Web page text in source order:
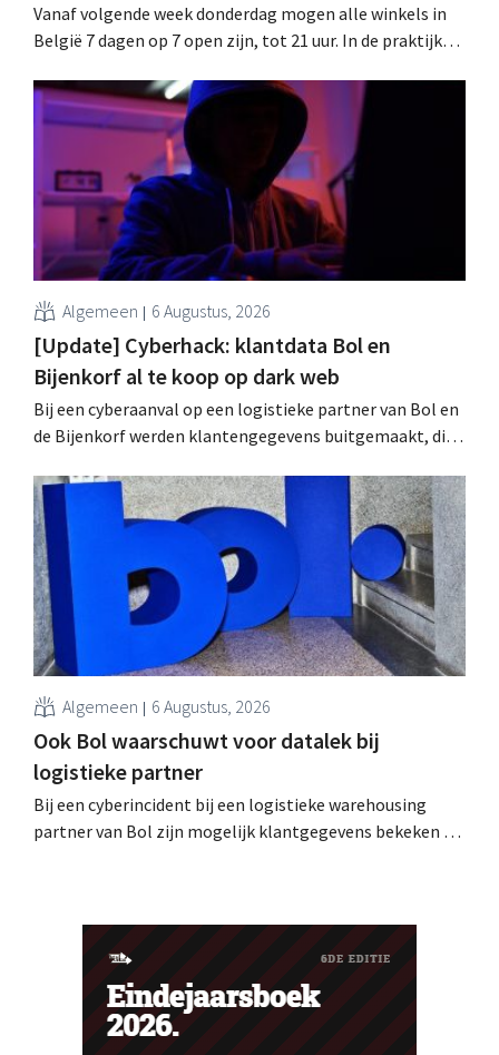
Vanaf volgende week donderdag mogen alle winkels in
België 7 dagen op 7 open zijn, tot 21 uur. In de praktijk
arbeidswetgeving een hinderpaal. Is er een gelijk
speelveld?
Algemeen 6 Augustus, 2026
[Update] Cyberhack: klantdata Bol en
Bijenkorf al te koop op dark web
Bij een cyberaanval op een logistieke partner van Bol en
de Bijenkorf werden klantengegevens buitgemaakt, die
De retailers roepen klanten op alert te zijn voor
phishing.
Algemeen 6 Augustus, 2026
Ook Bol waarschuwt voor datalek bij
logistieke partner
Bij een cyberincident bij een logistieke warehousing
partner van Bol zijn mogelijk klantgegevens bekeken of